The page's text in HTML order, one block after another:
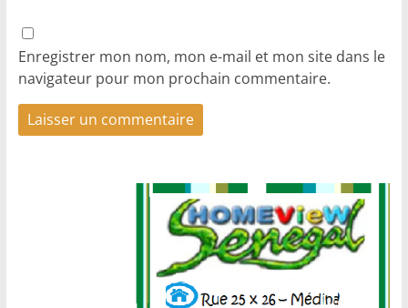
Enregistrer mon nom, mon e-mail et mon site dans le
navigateur pour mon prochain commentaire.